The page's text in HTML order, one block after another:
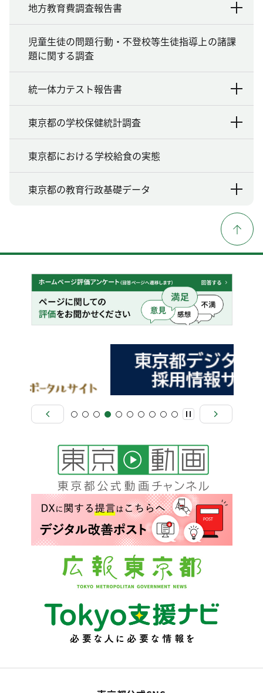
地方教育費調査報告書
児童生徒の問題行動・不登校等生徒指導上の諸課
題に関する調査
統一体力テスト報告書
東京都の学校保健統計調査
東京都における学校給食の実態
東京都の教育行政基礎データ